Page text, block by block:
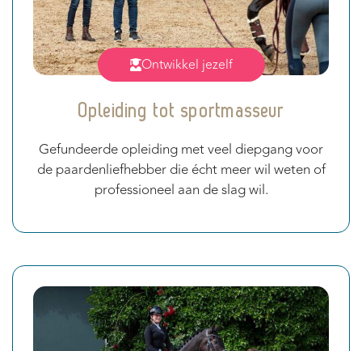
Ontwikkel jezelf
Opleiding tot sportmasseur
Gefundeerde opleiding met veel diepgang voor
de paardenliefhebber die écht meer wil weten of
professioneel aan de slag wil.